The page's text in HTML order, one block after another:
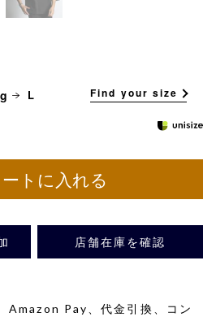
L Find your size
トに入れる
店舗在庫を確認
Amazon Pay、代金引換、コン